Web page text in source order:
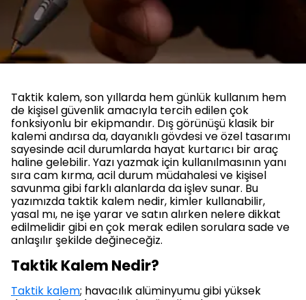
Taktik kalem, son yıllarda hem günlük kullanım hem
de kişisel güvenlik amacıyla tercih edilen çok
fonksiyonlu bir ekipmandır. Dış görünüşü klasik bir
kalemi andırsa da, dayanıklı gövdesi ve özel tasarımı
sayesinde acil durumlarda hayat kurtarıcı bir araç
haline gelebilir. Yazı yazmak için kullanılmasının yanı
sıra cam kırma, acil durum müdahalesi ve kişisel
savunma gibi farklı alanlarda da işlev sunar. Bu
yazımızda taktik kalem nedir, kimler kullanabilir,
yasal mı, ne işe yarar ve satın alırken nelere dikkat
edilmelidir gibi en çok merak edilen sorulara sade ve
anlaşılır şekilde değineceğiz.
Taktik Kalem Nedir?
Taktik kalem; havacılık alüminyumu gibi yüksek